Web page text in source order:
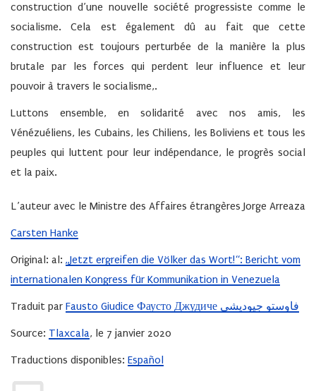
construction d’une nouvelle société progressiste comme le
socialisme. Cela est également dû au fait que cette
construction est toujours perturbée de la manière la plus
brutale par les forces qui perdent leur influence et leur
pouvoir à travers le socialisme,.
Luttons ensemble, en solidarité avec nos amis, les
Vénézuéliens, les Cubains, les Chiliens, les Boliviens et tous les
peuples qui luttent pour leur indépendance, le progrès social
et la paix.
L’auteur avec le Ministre des Affaires étrangères Jorge Arreaza
Carsten Hanke
Original: al: „Jetzt ergreifen die Völker das Wort!“: Bericht vom
internationalen Kongress für Kommunikation in Venezuela
Traduit par Fausto Giudice Фаусто Джудиче فاوستو جيوديشي
Source: Tlaxcala, le 7 janvier 2020
Traductions disponibles: Español